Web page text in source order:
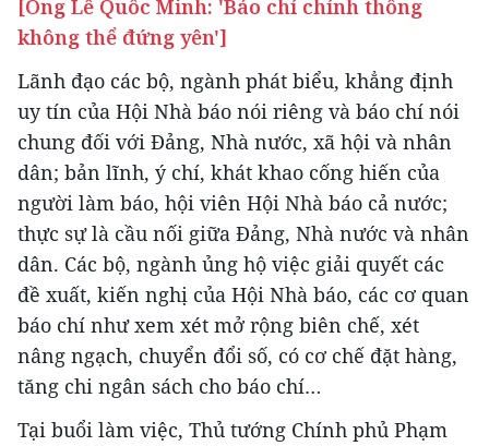
[Ông Lê Quốc Minh: 'Báo chí chính thống
không thể đứng yên']
Lãnh đạo các bộ, ngành phát biểu, khẳng định
uy tín của Hội Nhà báo nói riêng và báo chí nói
chung đối với Đảng, Nhà nước, xã hội và nhân
dân; bản lĩnh, ý chí, khát khao cống hiến của
người làm báo, hội viên Hội Nhà báo cả nước;
thực sự là cầu nối giữa Đảng, Nhà nước và nhân
dân. Các bộ, ngành ủng hộ việc giải quyết các
đề xuất, kiến nghị của Hội Nhà báo, các cơ quan
báo chí như xem xét mở rộng biên chế, xét
nâng ngạch, chuyển đổi số, có cơ chế đặt hàng,
tăng chi ngân sách cho báo chí…
Tại buổi làm việc, Thủ tướng Chính phủ Phạm